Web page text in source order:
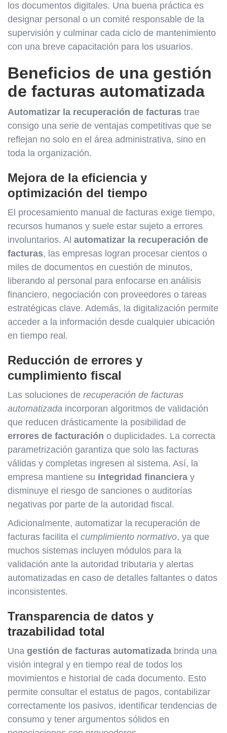
los documentos digitales. Una buena práctica es
designar personal o un comité responsable de la
supervisión y culminar cada ciclo de mantenimiento
con una breve capacitación para los usuarios.
Beneficios de una gestión
de facturas automatizada
Automatizar la recuperación de facturas trae
consigo una serie de ventajas competitivas que se
reflejan no solo en el área administrativa, sino en
toda la organización.
Mejora de la eficiencia y
optimización del tiempo
El procesamiento manual de facturas exige tiempo,
recursos humanos y suele estar sujeto a errores
involuntarios. Al automatizar la recuperación de
facturas, las empresas logran procesar cientos o
miles de documentos en cuestión de minutos,
liberando al personal para enfocarse en análisis
financiero, negociación con proveedores o tareas
estratégicas clave. Además, la digitalización permite
acceder a la información desde cualquier ubicación
en tiempo real.
Reducción de errores y
cumplimiento fiscal
Las soluciones de recuperación de facturas
automatizada incorporan algoritmos de validación
que reducen drásticamente la posibilidad de
errores de facturación o duplicidades. La correcta
parametrización garantiza que solo las facturas
válidas y completas ingresen al sistema. Así, la
empresa mantiene su integridad financiera y
disminuye el riesgo de sanciones o auditorías
negativas por parte de la autoridad fiscal.
Adicionalmente, automatizar la recuperación de
facturas facilita el cumplimiento normativo, ya que
muchos sistemas incluyen módulos para la
validación ante la autoridad tributaria y alertas
automatizadas en caso de detalles faltantes o datos
inconsistentes.
Transparencia de datos y
trazabilidad total
Una gestión de facturas automatizada brinda una
visión integral y en tiempo real de todos los
movimientos e historial de cada documento. Esto
permite consultar el estatus de pagos, contabilizar
correctamente los pasivos, identificar tendencias de
consumo y tener argumentos sólidos en